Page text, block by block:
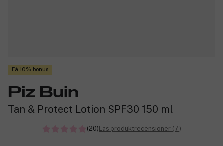
Få 10% bonus
Piz Buin
Tan & Protect Lotion SPF30 150 ml
(20)Läs produktrecensioner (7)